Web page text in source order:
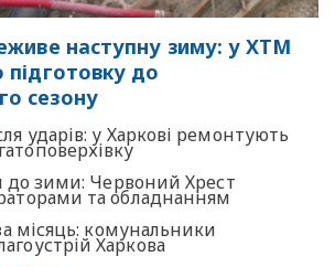
наступну зиму: у ХТМ
підготовку до
сезону
ударів: у Харкові ремонтують
до зими: Червоний Хрест
та обладнанням
місяць: комунальники
Харкова